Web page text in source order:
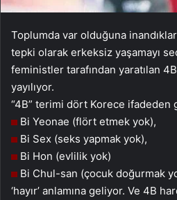
Toplumda var olduğuna
tepki olarak erkeksiz yaşamayı
feministler tarafından yaratılan
yayılıyor.
“4B” terimi dört Korece ifadeden
Bi Yeonae (flört etmek yok),
Bi Sex (seks yapmak yok),
Bi Hon (evlilik yok)
Bi Chul-san (çocuk doğurmak
‘hayır’ anlamına geliyor. Ve 4B